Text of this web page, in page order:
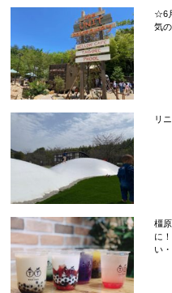
☆6
気
リ
橿
に
い